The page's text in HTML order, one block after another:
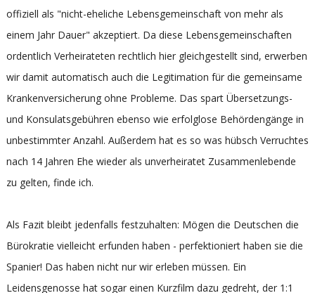
offiziell als "nicht-eheliche Lebensgemeinschaft von mehr als
einem Jahr Dauer" akzeptiert. Da diese Lebensgemeinschaften
ordentlich Verheirateten rechtlich hier gleichgestellt sind, erwerben
wir damit automatisch auch die Legitimation für die gemeinsame
Krankenversicherung ohne Probleme. Das spart Übersetzungs-
und Konsulatsgebühren ebenso wie erfolglose Behördengänge in
unbestimmter Anzahl. Außerdem hat es so was hübsch Verruchtes
nach 14 Jahren Ehe wieder als unverheiratet Zusammenlebende
zu gelten, finde ich.
Als Fazit bleibt jedenfalls festzuhalten: Mögen die Deutschen die
Bürokratie vielleicht erfunden haben - perfektioniert haben sie die
Spanier! Das haben nicht nur wir erleben müssen. Ein
Leidensgenosse hat sogar einen Kurzfilm dazu gedreht, der 1:1